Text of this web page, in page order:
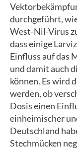
durchgeführt,
West-Nil-Virus
dass einige
Einfluss auf das
und damit auch
können. Es wird
werden, ob
Dosis einen
einheimischer
Deutschland
Stechmücken